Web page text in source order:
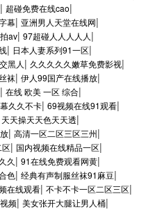
| 超碰免费在线cao|
幕| 亚洲男人天堂在线网|
av| 97超碰人人人人人|
| 日本人妻系列91一区|
黑人| 久久久久久嫩草免费影视|
袜| 伊人99国产在线播放|
| 在线 欧美 一区 综合|
久久不卡| 69视频在线91观看|
天天操天天色天天透|
| 高清一区二区三区三州|
区| 国内视频在线精品一区|
久| 91在线免费观看网黄|
色| 经典有声制服丝袜91麻豆|
在线观看| 不卡不卡一区二区三区|
频| 美女张开大腿让男人桶|